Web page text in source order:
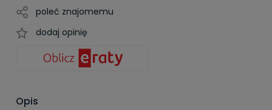
poleć znajomemu
dodaj opinię
Opis